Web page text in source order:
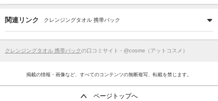
関連リンク クレンジングタオル 携帯パック
クレンジングタオル 携帯パックの口コミサイト - @cosme（アットコスメ）
掲載の情報・画像など、すべてのコンテンツの無断複写、転載を禁じます。
ページトップへ